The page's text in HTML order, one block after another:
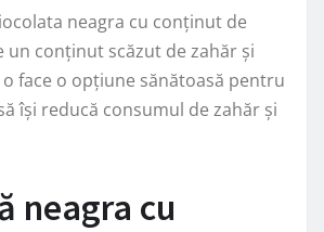
neagra cu conținut de
un conținut scăzut de zahăr și
o face o opțiune sănătoasă pentru
își reducă consumul de zahăr și
neagra cu